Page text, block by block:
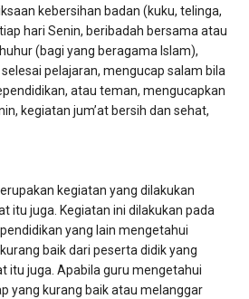
kebersihan badan (kuku, telinga,
hari Senin, beribadah bersama atau
(bagi yang beragama Islam),
pelajaran, mengucap salam bila
atau teman, mengucapkan
kegiatan jum’at bersih dan sehat,
kegiatan yang dilakukan
itu juga. Kegiatan ini dilakukan pada
yang lain mengetahui
baik dari peserta didik yang
itu juga. Apabila guru mengetahui
yang kurang baik atau melanggar